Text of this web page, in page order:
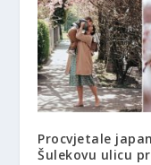
Procvjetale
Šulekovu ulicu